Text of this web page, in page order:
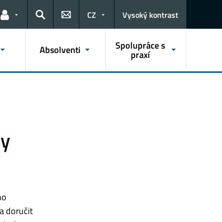
Odkazy pro uživatele
Hledat
CZ Vysoký kontrast
Absolventi Spolupráce s
praxí
doručit